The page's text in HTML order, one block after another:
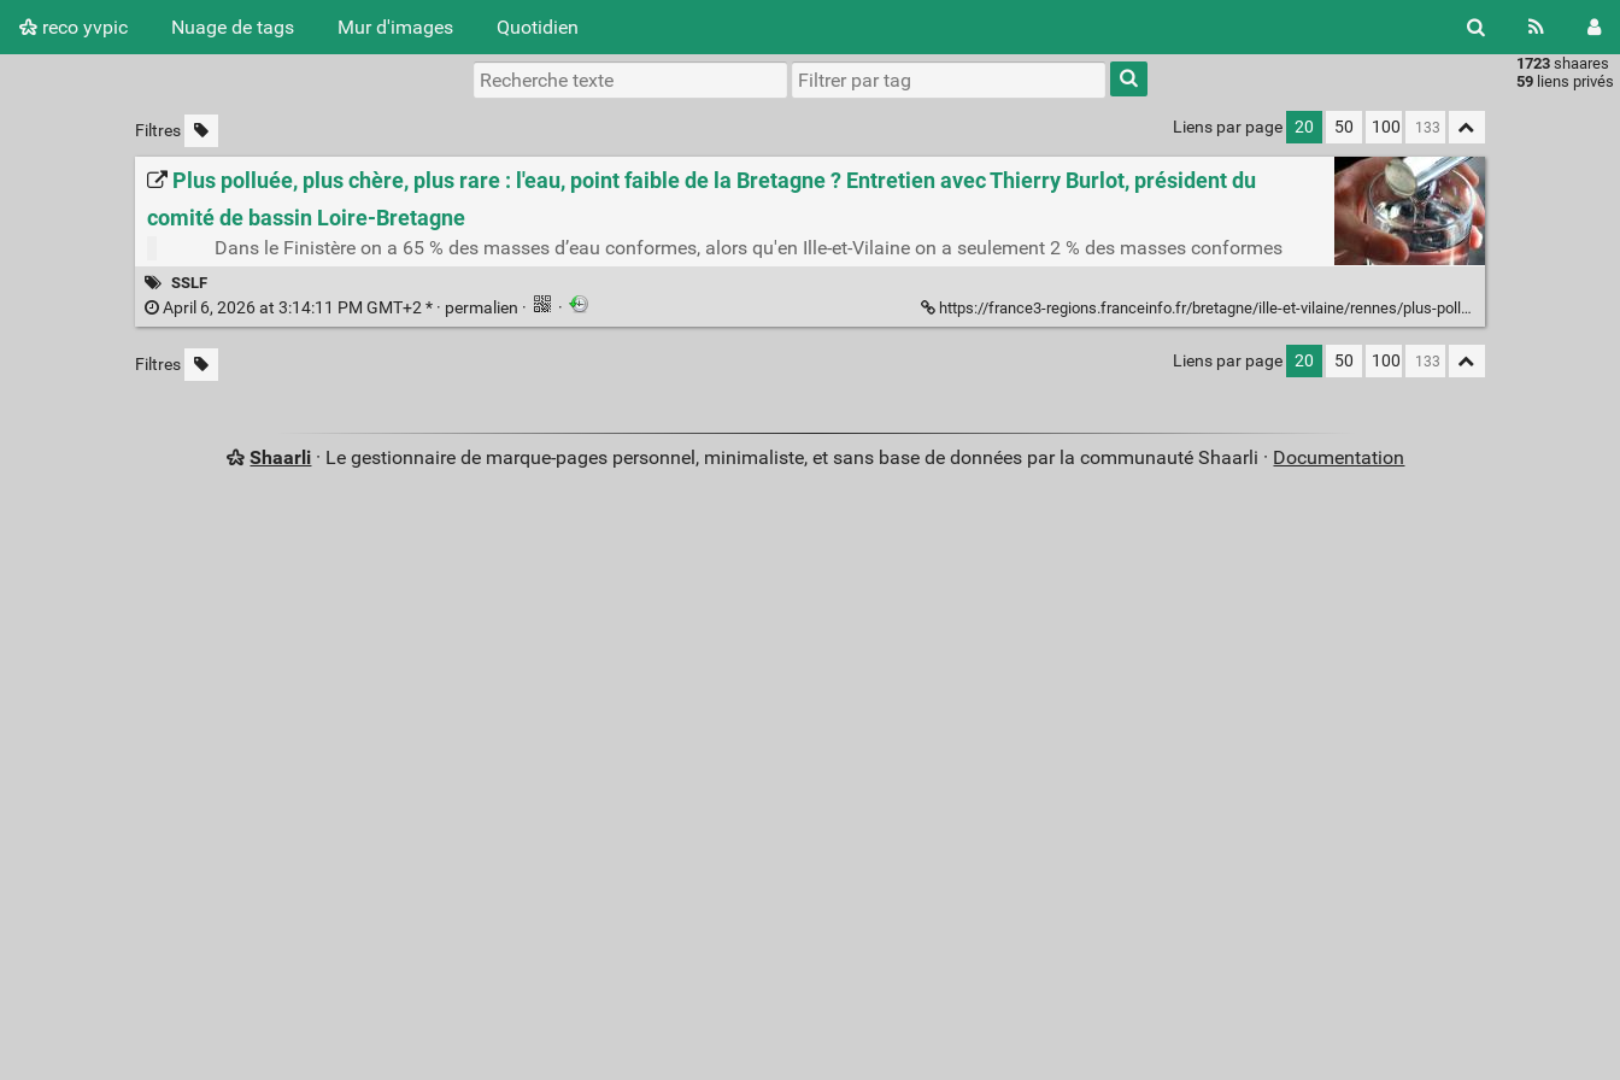
reco yvpic Nuage de tags Mur d'images Quotidien
1723 shaares
59 liens privés
Type 1 or
more
characters
results.
Filtres Liens par page 20 50 100
Plus polluée, plus chère, plus rare : l'eau, point faible de la Bretagne ? Entretien avec Thierry Burlot, président du
comité de bassin Loire-Bretagne
Dans le Finistère on a 65 % des masses d’eau conformes, alors qu'en Ille-et-Vilaine on a seulement 2 % des masses conformes
SSLF
April 6, 2026 at 3:14:11 PM GMT+2 * · permalien · · https://france3-regions.franceinfo.fr/bretagne/ille-et-vilaine/rennes/plus-polluee-plus-chere-plus-rare-l-eau-point-faible-de-la-bretagne-entretien-avec-thierry-burlot-president-du-comite-de-bassin-loire-bretagne-3329885.html
Filtres Liens par page 20 50 100
Shaarli · Le gestionnaire de marque-pages personnel, minimaliste, et sans base de données par la communauté Shaarli · Documentation